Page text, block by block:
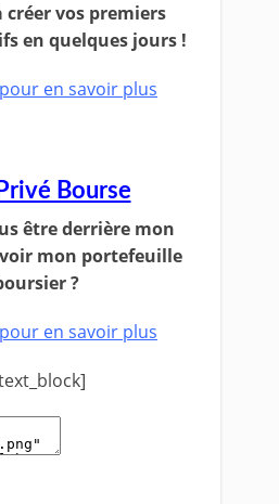
créer vos premiers
en quelques jours !
en savoir plus
Bourse
être derrière mon
mon portefeuille
?
en savoir plus